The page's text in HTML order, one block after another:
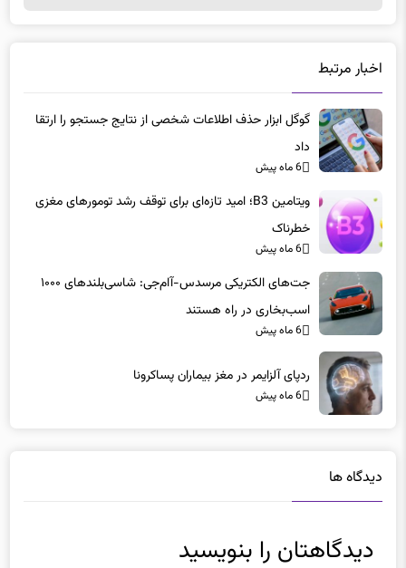
گوگل ابزار حذف اطلاعات شخصی از نتایج جستجو را ارتقا
داد
6 ماه پیش
خطرناک
6 ماه پیش
اسب‌بخاری در راه هستند
6 ماه پیش
نشانی ایمیل شما منتشر نخواهد شد.بخش‌های موردنیاز علامت‌گذاری